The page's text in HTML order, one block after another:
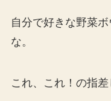
自分で好きな野菜
な。
これ、これ！の指差